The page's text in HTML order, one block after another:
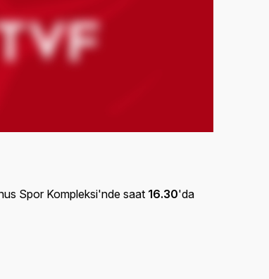
Spor Kompleksi'nde saat 16.30'da